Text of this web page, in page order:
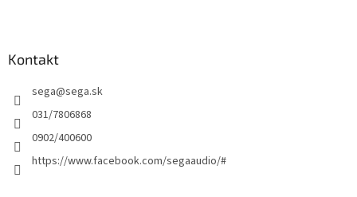
Kontakt
sega@sega.sk
031/7806868
0902/400600
https://www.facebook.com/segaaudio/#